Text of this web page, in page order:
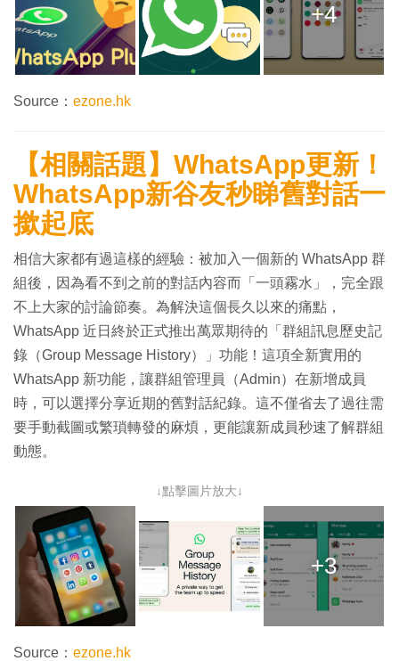
+4
Source： ezone.hk
【相關話題】WhatsApp更新！
WhatsApp新谷友秒睇舊對話一
撳起底
相信大家都有過這樣的經驗：被加入一個新的 WhatsApp 群
組後，因為看不到之前的對話內容而「一頭霧水」，完全跟
不上大家的討論節奏。為解決這個長久以來的痛點，
WhatsApp 近日終於正式推出萬眾期待的「群組訊息歷史記
錄（Group Message History）」功能！這項全新實用的
WhatsApp 新功能，讓群組管理員（Admin）在新增成員
時，可以選擇分享近期的舊對話紀錄。這不僅省去了過往需
要手動截圖或繁瑣轉發的麻煩，更能讓新成員秒速了解群組
動態。
↓點擊圖片放大↓
+3
Source： ezone.hk